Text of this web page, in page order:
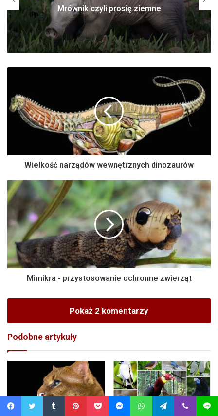
Mrównik czyli prosię ziemne
Wielkość narządów wewnętrznych dinozaurów
Mimikra - przystosowanie ochronne zwierząt
Pokaż 2 komentarzy
Podobne artykuły